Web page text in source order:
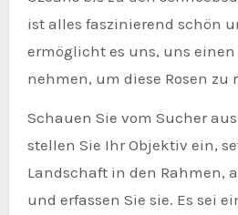
ist alles faszinierend schön
ermöglicht es uns, uns
nehmen, um diese Rosen zu
Schauen Sie vom Sucher
stellen Sie Ihr Objektiv ein,
Landschaft in den Rahmen,
und erfassen Sie sie. Es sei